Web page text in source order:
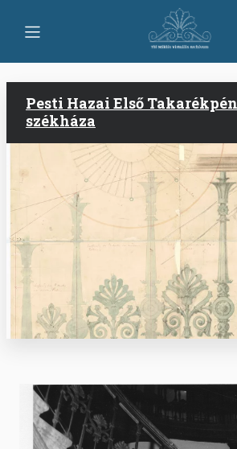
tartalomra
Pesti Hazai Első
székháza